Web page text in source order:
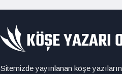
Sitemizde yayınlanan köşe